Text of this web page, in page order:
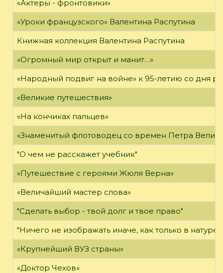
«Актеры - фронтовики»
«Уроки французского» Валентина Распутина
Книжная коллекция Валентина Распутина
«Огромный мир открыт и манит…»
«Народный подвиг на войне» к 95-летию со дня
«Великие путешествия»
«На кончиках пальцев»
«Знаменитый флотоводец со времен Петра
"О чем не расскажет учебник"
«Путешествие с героями Жюля Верна»
«Величайший мастер слова»
"Сделать выбор - твой долг и твое право"
"Ничего не изображать иначе, как только в
«Крупнейший ВУЗ страны»
«Доктор Чехов»